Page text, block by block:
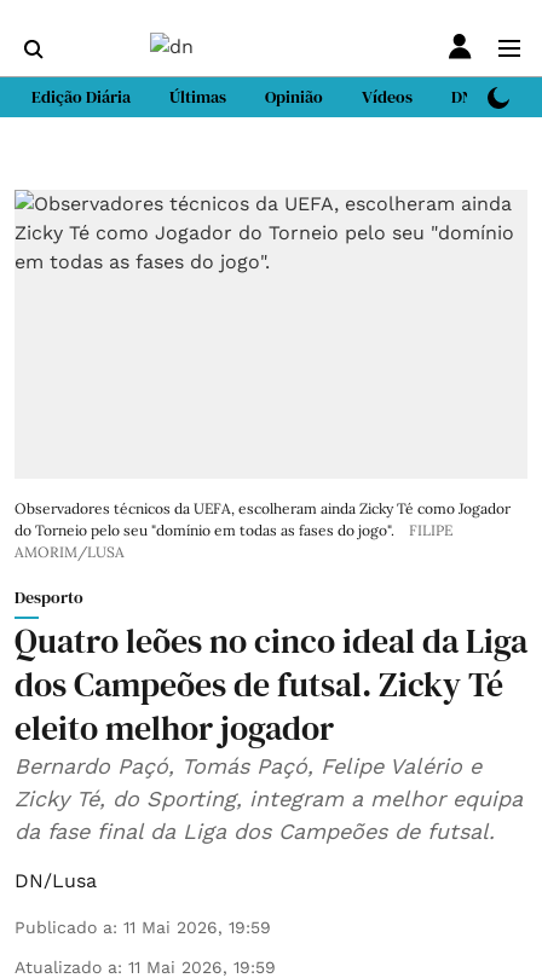
Edição Diária Últimas Opinião Vídeos DN Sport
Observadores técnicos da UEFA, escolheram ainda Zicky Té como Jogador
do Torneio pelo seu "domínio em todas as fases do jogo".
FILIPE
AMORIM/LUSA
Desporto
Quatro leões no cinco ideal da Liga
dos Campeões de futsal. Zicky Té
eleito melhor jogador
Bernardo Paçó, Tomás Paçó, Felipe Valério e
Zicky Té, do Sporting, integram a melhor equipa
da fase final da Liga dos Campeões de futsal.
DN/Lusa
Publicado a: 11 Mai 2026, 19:59
Atualizado a: 11 Mai 2026, 19:59